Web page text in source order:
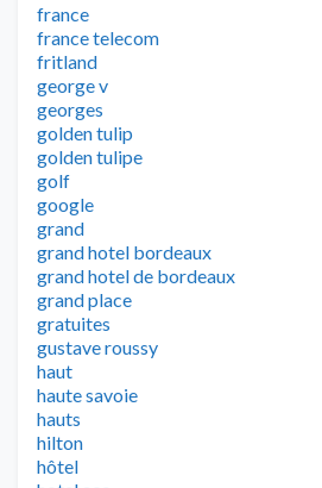
france
france telecom
fritland
george v
georges
golden tulip
golden tulipe
golf
google
grand
grand hotel bordeaux
grand hotel de bordeaux
grand place
gratuites
gustave roussy
haut
haute savoie
hauts
hilton
hôtel